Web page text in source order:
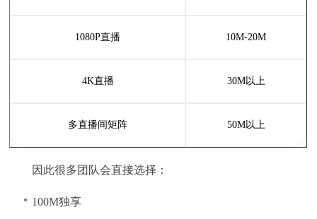
1080P直播 10M-20M
4K直播 30M以上
多直播间矩阵 50M以上
因此很多团队会直接选择：
100M独享